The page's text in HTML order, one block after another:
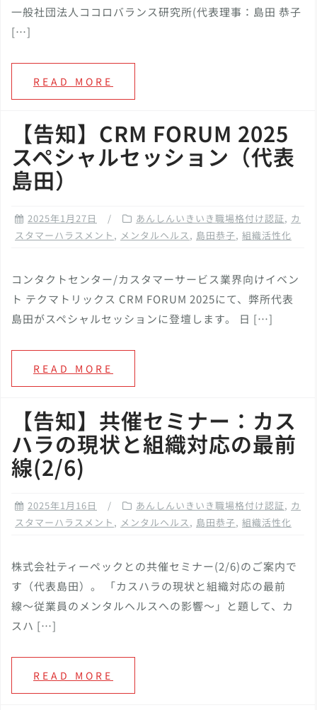
一般社団法人ココロバランス研究所(代表理事：島田 恭子
[…]
READ MORE
【告知】CRM FORUM 2025
スペシャルセッション（代表
島田）
2025年1月27日 あんしんいきいき職場格付け認証, カ
スタマーハラスメント , メンタルヘルス, 島田恭子, 組織活性化
コンタクトセンター/カスタマーサービス業界向けイベン
ト テクマトリックス CRM FORUM 2025にて、弊所代表
島田がスペシャルセッションに登壇します。 日 […]
READ MORE
【告知】共催セミナー：カス
ハラの現状と組織対応の最前
線(2/6)
2025年1月16日 あんしんいきいき職場格付け認証, カ
スタマーハラスメント , メンタルヘルス, 島田恭子, 組織活性化
株式会社ティーペックとの共催セミナー(2/6)のご案内で
す（代表島田）。 「カスハラの現状と組織対応の最前
線〜従業員のメンタルヘルスへの影響～」と題して、カ
スハ […]
READ MORE